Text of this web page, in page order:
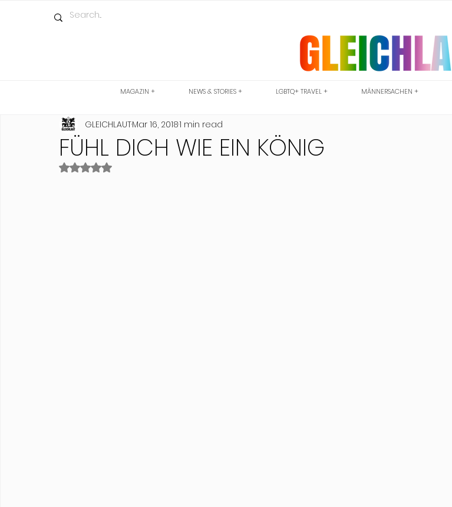
MAGAZIN + NEWS & STORIES + LGBTQ+ TRAVEL + MÄNNERSACHEN +
FÜHL DICH WIE EIN KÖNIG
GLEICHLAUTMar 16, 20181 min read
Rated NaN out of 5 stars.